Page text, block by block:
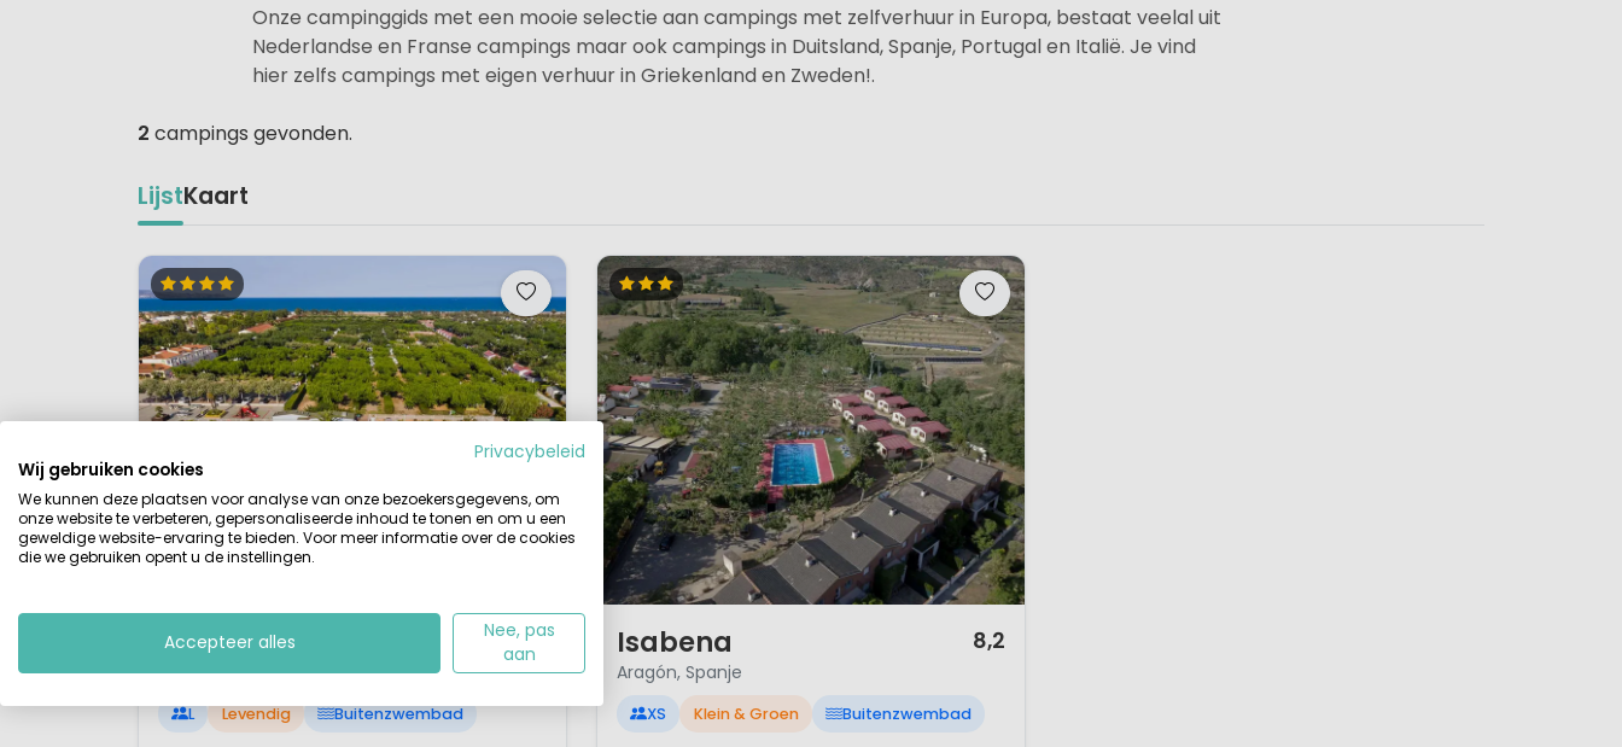
Onze campinggids met een mooie selectie aan campings met zelfverhuur in Europa, bestaat veelal uit
Nederlandse en Franse campings maar ook campings in Duitsland, Spanje, Portugal en Italië. Je vind
hier zelfs campings met eigen verhuur in Griekenland en Zweden!.
2 campings gevonden.
LijstKaart
1 / 12
l'Amfora 8,4
Cataluña, Spanje
L Levendig Buitenzwembad
Isabena 8,2
Aragón, Spanje
XS Klein & Groen Buitenzwembad
Privacybeleid
Wij gebruiken cookies
We kunnen deze plaatsen voor analyse van onze bezoekersgegevens, om
onze website te verbeteren, gepersonaliseerde inhoud te tonen en om u een
geweldige website-ervaring te bieden. Voor meer informatie over de cookies
die we gebruiken opent u de instellingen.
Accepteer alles
Nee, pas
aan